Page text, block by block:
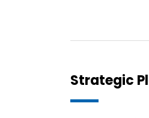
Strategic